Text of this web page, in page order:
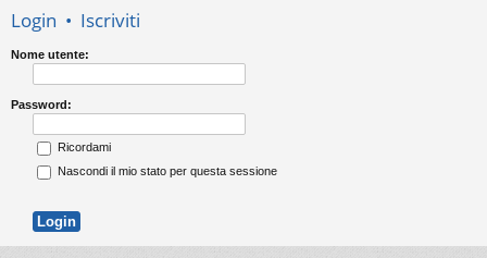
Login • Iscriviti
Nome utente:
Password:
Ricordami
Nascondi il mio stato per questa sessione